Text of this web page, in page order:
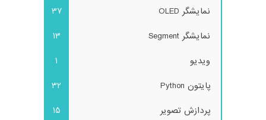
نمایشگر OLED
37
نمایشگر Segment
13
ویدیو
1
پایتون Python
32
پردازش تصویر
15